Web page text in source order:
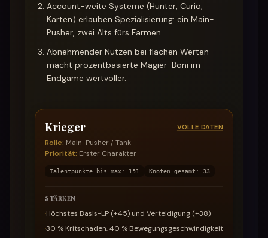
Account-weite Systeme (Hunter, Curio,
Karten) erlauben Spezialisierung: ein Main-
Pusher, zwei Alts fürs Farmen.
Abnehmender Nutzen bei flachen Werten
macht prozentbasierte Magier-Boni im
Endgame wertvoller.
Krieger VOLLE DATEN
Rolle: Main-Pusher / Tank
Priorität: Erster Charakter
Talentpunkte bis max : 151 Knoten gesamt : 33
STÄRKEN
·Höchstes Basis-LP (+45) und Verteidigung (+38)
·30 % Kritschaden, 40 % Bewegungsgeschwindigkeit